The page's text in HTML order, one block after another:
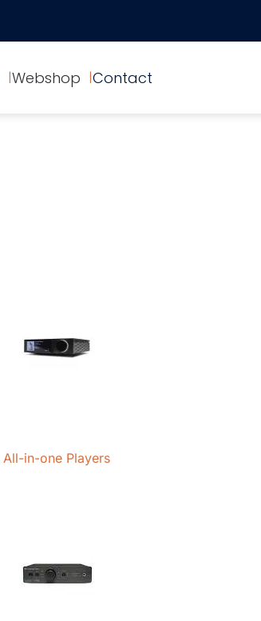
Webshop Contact
All-in-one Players